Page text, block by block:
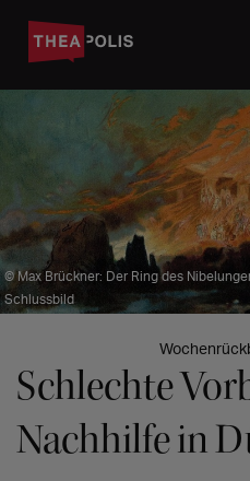
© Max Brückner: Der Ring des
Schlussbild
Schlechte
Nachhilfe in